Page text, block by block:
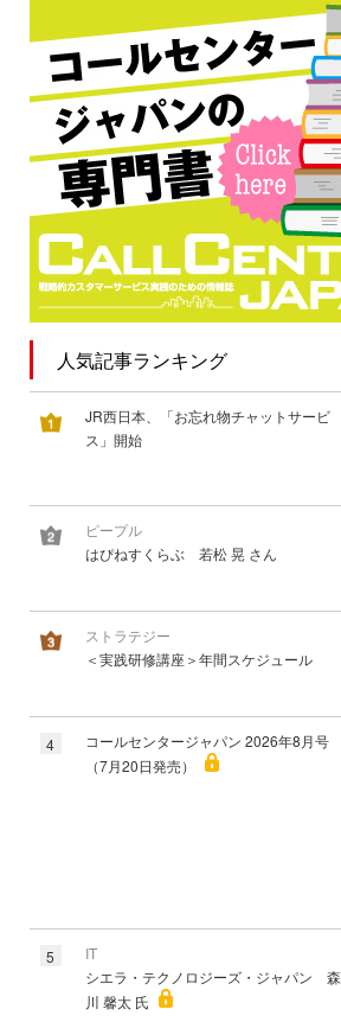
人気記事ランキング
JR西日本、「お忘れ物チャットサービ
ス」開始
ピープル
はぴねすくらぶ 若松 晃 さん
ストラテジー
＜実践研修講座＞年間スケジュール
4
コールセンタージャパン 2026年8月号
（7月20日発売）
5
IT
シエラ・テクノロジーズ・ジャパン 森
川 馨太 氏